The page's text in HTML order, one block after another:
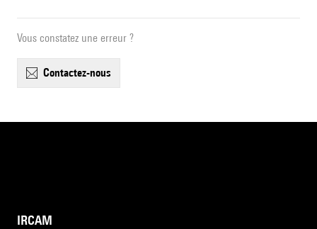
Vous constatez une erreur ?
contactez-nous
IRCAM